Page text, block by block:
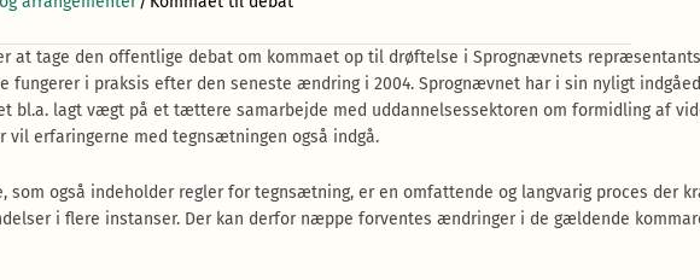
at tage den offentlige debat om kommaet op til drøftelse i Sprognævnets
fungerer i praksis efter den seneste ændring i 2004. Sprognævnet har i sin nyligt
bl.a. lagt vægt på et tættere samarbejde med uddannelsessektoren om formidling af
vil erfaringerne med tegnsætningen også indgå.
som også indeholder regler for tegnsætning, er en omfattende og langvarig proces der
i flere instanser. Der kan derfor næppe forventes ændringer i de gældende